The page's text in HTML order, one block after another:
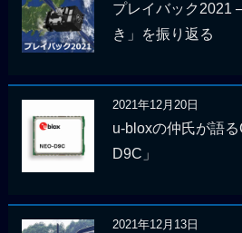
プレイバック2021
き」を振り返る
2021年12月20日
u-bloxの仲氏が語
D9C」
2021年12月13日